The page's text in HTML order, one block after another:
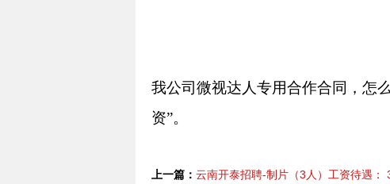
我公司微视达人专用合作合同，怎
资”。
上一篇： 云南开泰招聘-制片（3人）工资待遇：